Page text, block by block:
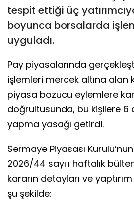
tespit ettiği üç
boyunca borsalarda
uyguladı.
Pay piyasalarında
işlemleri mercek altına alan
piyasa bozucu eylemlere
doğrultusunda, bu kişilere 6
yapma yasağı getirdi.
Sermaye Piyasası
2026/44 sayılı haftalık
kararın detayları ve
şu şekilde: